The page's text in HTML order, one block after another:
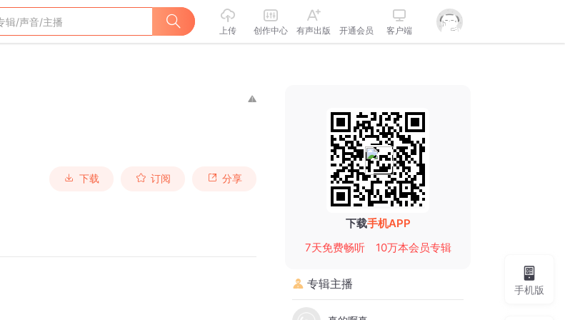
上传 创作中心 有声出版 开通会员 客户端
下载 订阅 分享
下载手机APP
7天免费畅听
10万本会员专辑
专辑主播 手机版